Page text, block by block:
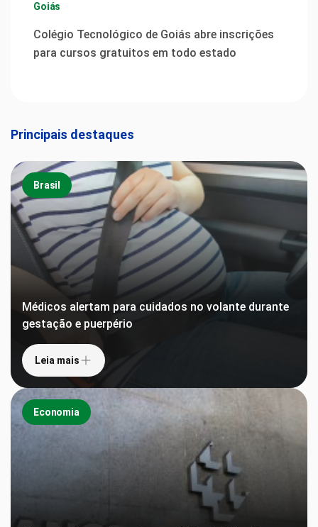
Goiás
Colégio Tecnológico de Goiás abre inscrições
para cursos gratuitos em todo estado
Principais destaques
Brasil
Médicos alertam para cuidados no volante durante
gestação e puerpério
Leia mais
Economia